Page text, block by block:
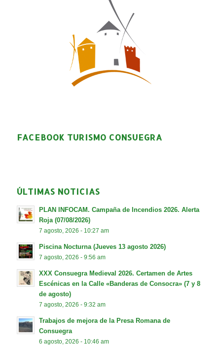
FACEBOOK TURISMO CONSUEGRA
ÚLTIMAS NOTICIAS
PLAN INFOCAM. Campaña de Incendios 2026. Alerta
Roja (07/08/2026)
7 agosto, 2026 - 10:27 am
Piscina Nocturna (Jueves 13 agosto 2026)
7 agosto, 2026 - 9:56 am
XXX Consuegra Medieval 2026. Certamen de Artes
Escénicas en la Calle «Banderas de Consocra» (7 y 8
de agosto)
7 agosto, 2026 - 9:32 am
Trabajos de mejora de la Presa Romana de
Consuegra
6 agosto, 2026 - 10:46 am